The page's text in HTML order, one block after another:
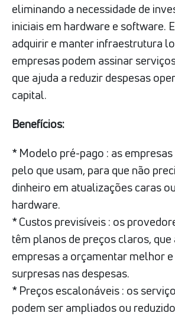
eliminando a necessidade de
iniciais em hardware e software.
adquirir e manter infraestrutura
empresas podem assinar
que ajuda a reduzir despesas
capital.
Benefícios:
* Modelo pré-pago : as
pelo que usam, para que não
dinheiro em atualizações caras
hardware.
* Custos previsíveis : os
têm planos de preços claros, que
empresas a orçamentar melhor
surpresas nas despesas.
* Preços escalonáveis : os
podem ser ampliados ou